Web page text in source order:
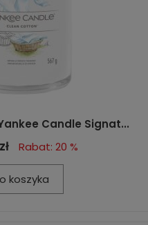
Candle Signat...
Rabat: 20 %
koszyka